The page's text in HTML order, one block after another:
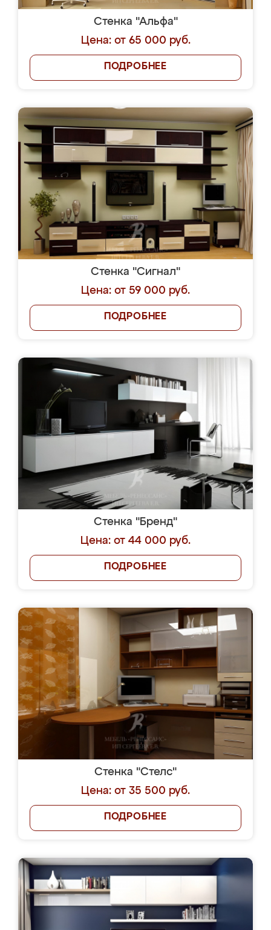
Стенка "Альфа"
Цена: от 65 000 руб.
ПОДРОБНЕЕ
Стенка "Сигнал"
Цена: от 59 000 руб.
ПОДРОБНЕЕ
Стенка "Бренд"
Цена: от 44 000 руб.
ПОДРОБНЕЕ
Стенка "Стелс"
Цена: от 35 500 руб.
ПОДРОБНЕЕ